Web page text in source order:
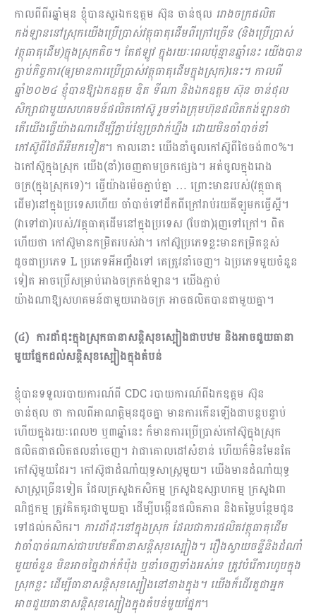
កាលពីពីរឆ្នាំមុន ខ្ញុំបានសួរឯកឧត្តម ស៊ុន ចាន់ថុល រោងចក្រផលិត
កង់ឡាននៅស្រុកយើងប្រើប្រាស់វត្ថុធាតុដើមពីក្រៅច្រើន (និងប្រើប្រាស់
វត្ថុធាតុដើម)ក្នុងស្រុកតិច។ តែឥឡូវ ក្នុងរយៈពេលប៉ុន្មានឆ្នាំនេះ យើងបាន
ភ្ជាប់កិច្ចការ(ឲ្យមានការប្រើប្រាស់វត្ថុធាតុដើមក្នុងស្រុក)នេះ។ កាលពី
ឆ្នាំ២០២៤ ខ្ញុំបានឱ្យឯកឧត្តម ឌិត ទីណា និងឯកឧត្តម ស៊ុន ចាន់ថុល
សិក្សាជាមួយសហគមន៍ផលិតកៅស៊ូ រួមទាំងក្រុមហ៊ុនផលិតកង់ឡានថា
តើយើងធ្វើយ៉ាងណាដើម្បីភ្ជាប់ខ្សែច្រវាក់ហ្នឹង ដោយមិនចាំបាច់នាំ
កៅស៊ូពីថៃពីអីមកទៀត។ កាលនោះ យើងនាំចូលកៅ​ស៊ូពីថៃចង់៣០%។
ឯកៅស៊ូក្នុងស្រុក យើង(នាំ)ចេញតាមច្រកផ្សេង។ អត់ចូលក្នុងរោង
ចក្រ(ក្នុងស្រុកទេ)។ ធ្វើយ៉ាងម៉េចភ្ជាប់គ្នា … ព្រោះមានរបស់(វត្ថុធាតុ
ដើម)នៅក្នុងប្រទេសហើយ ចាំបាច់ទៅដឹកពីក្រៅរាប់រយគីឡូមកធ្វើស្អី។
(វាទៅជា)របស់/វត្ថុធាតុដើមនៅក្នុងប្រទេស (បែជា)រុញទៅក្រៅ។ ពិត
ហើយថា កៅស៊ូមានកម្រិតរបស់វា។ កៅស៊ូប្រភេទខ្លះមានកម្រិតខ្ពស់
ដូចជាប្រភេទ L ប្រភេទអីអញ្ចឹងទៅ គេត្រូវនាំចេញ។ ឯប្រភេទមួយចំនួន
ទៀត អាចប្រើសម្រាប់រោងចក្រកង់ឡាន។ យើងភ្ជាប់
យ៉ាងណាឱ្យសហគមន៍ជាមួយរោងចក្រ អាចផលិតបានជាមួយគ្នា។
(៤) ការដាំដុះក្នុងស្រុកធានាសន្តិសុខស្បៀងជាបឋម និងអាចជួយធានា
មួយផ្នែកដល់សន្តិសុខស្បៀងក្នុងតំបន់
ខ្ញុំបានទទួលរបាយការណ៍ពី CDC របាយការណ៍ពីឯកឧត្តម ស៊ុន
ចាន់ថុល ថា កាលពីអា​ណត្តិមុនដូចគ្នា មានការកើនឡើងជាបន្តបន្ទាប់
ហើយក្នុងរយៈពេល២ ឬ៣ឆ្នាំនេះ ក៏មានការប្រើប្រាស់កៅស៊ូក្នុងស្រុក
ផលិតជាផលិត​ផលនាំចេញ។ វាជាគោលដៅសំខាន់ ហើយក៏មិនមែនតែ
កៅស៊ូមួយដែរ។ កៅស៊ូជាដំណាំយុទ្ធសាស្រ្ត​មួយ។ យើងមានដំណាំយុទ្ធ
សាស្រ្តច្រើនទៀត ដែលក្រសួងកសិកម្ម ក្រសួងឧស្សាហកម្ម​ ក្រសួងពា​
ណិជ្ជ​កម្ម ត្រូវគិតគូរជាមួយគ្នា ដើម្បីបង្កើនផលិតភាព និងតម្លៃបន្ថែមជូន
ទៅដល់កសិករ។ ការដាំដុះនៅក្នុងស្រុក ដែលជាការផលិតវត្ថុធាតុដើម
វាចាំបាច់ណាស់ជាបឋមគឺធានាសន្តិសុខស្បៀង។ រឿងស្វាយចន្ទីនិងដំណាំ
មួយចំនួន មិនអាចច្នៃដាក់កំប៉ុង ឬនាំចេញទាំងអស់ទេ ត្រូវបំរើការហូបក្នុង
ស្រុកខ្លះ ដើម្បីធានាសន្តិសុខស្បៀងនៅខាងក្នុង។ យើងក៏ដើរតួជាអ្នក
អាចជួយធានាសន្តិសុខស្បៀងក្នុងតំបន់មួយផ្នែក។​